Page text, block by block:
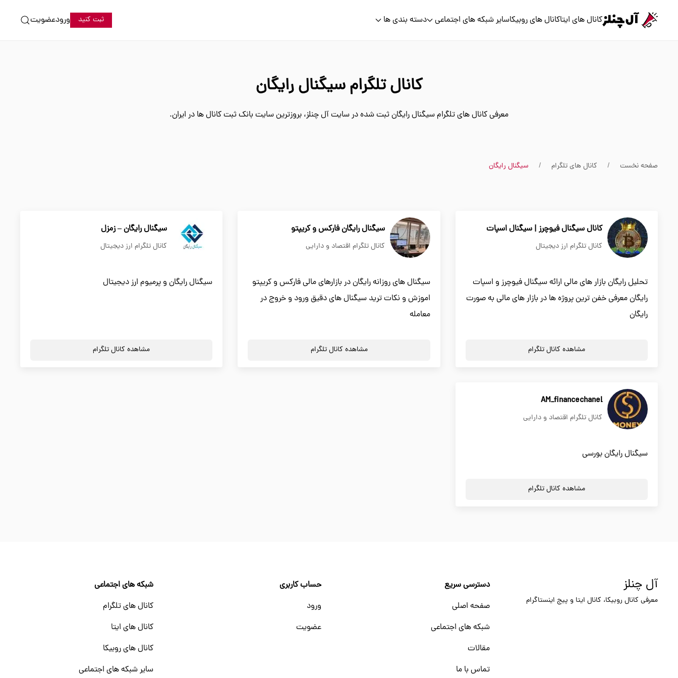
کانال های ایتاکانال های روبیکاسایر شبکه های اجتماعی دسته بندی ها ثبت کنید ورودعضویت
کانال تلگرام سیگنال رایگان
معرفی کانال های تلگرام سیگنال رایگان ثبت شده در سایت آل چنلز، بروزترین سایت بانک ثبت کانال ها در ایران.
صفحه نخست کانال های تلگرام سیگنال رایگان
کانال سیگنال فیوچرز | سیگنال اسپات
کانال تلگرام ارز دیجیتال
تحلیل رایگان بازار های مالی ارائه سیگنال فیوچرز و اسپات
رایگان معرفی خفن ترین پروژه ها در بازار های مالی به صورت
رایگان
مشاهده کانال تلگرام
سیگنال رایگان فارکس و کریپتو
کانال تلگرام اقتصاد و دارایی
سیگنال های روزانه رایگان در بازارهای مالی فارکس و کریپتو
اموزش و نکات ترید سیگنال های دقیق ورود و خروج در
معامله
مشاهده کانال تلگرام
سیگنال رایگان – زمزل
کانال تلگرام ارز دیجیتال
سیگنال رایگان و پرمیوم ارز دیجیتال
مشاهده کانال تلگرام
AM_financechanel
کانال تلگرام اقتصاد و دارایی
سیگنال رایگان بورسی
مشاهده کانال تلگرام
دسترسی سریع
صفحه اصلی
شبکه های اجتماعی
مقالات
تماس با ما
حساب کاربری
ورود
عضویت
شبکه های اجتماعی
کانال های تلگرام
کانال های ایتا
کانال های روبیکا
سایر شبکه های اجتماعی
آل چنلز
معرفی کانال روبیکا، کانال ایتا و پیج اینستاگرام